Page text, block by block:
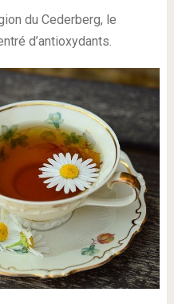
du Cederberg, le
d’antioxydants.